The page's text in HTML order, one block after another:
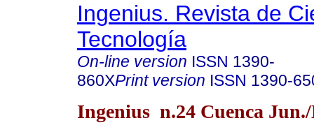
Ingenius. Revista de
Tecnología
On-line version ISSN 1390-
860XPrint version ISSN 1390-
Ingenius n.24 Cuenca Jun./